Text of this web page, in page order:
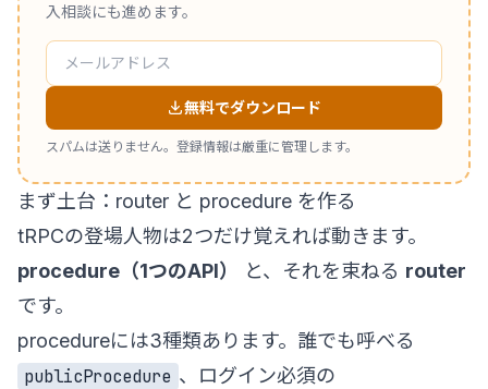
入相談にも進めます。
無料でダウンロード
スパムは送りません。登録情報は厳重に管理します。
まず土台：router と procedure を作る
tRPCの登場人物は2つだけ覚えれば動きます。
procedure（1つのAPI）
と、それを束ねる router
です。
procedureには3種類あります。誰でも呼べる
publicProcedure 、ログイン必須の